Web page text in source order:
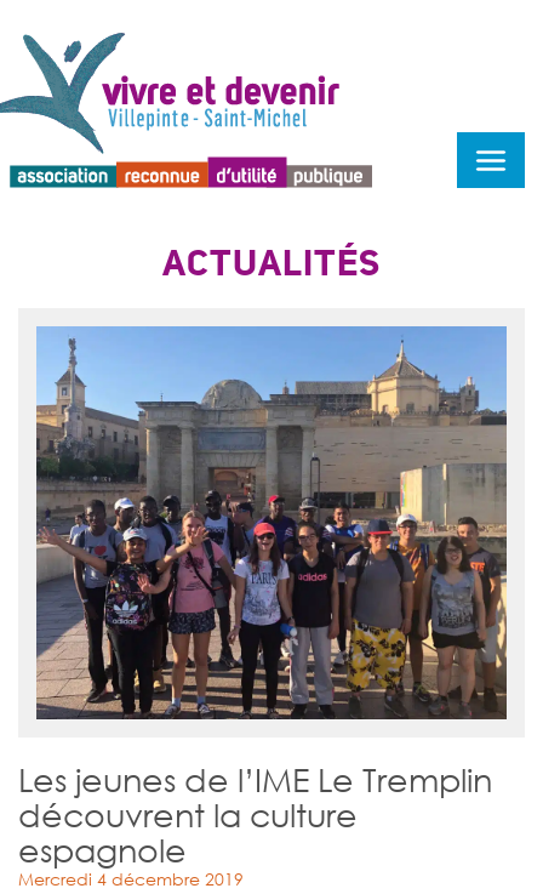
ACTUALITÉS
Les jeunes de l’IME Le Tremplin
découvrent la culture
espagnole
Mercredi 4 décembre 2019